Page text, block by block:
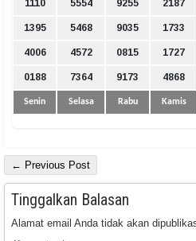
1110 5554 9255 2187
1395 5468 9035 1733
4006 4572 0815 1727
0188 7364 9173 4868
Senin Selasa Rabu Kamis
← Previous Post
Tinggalkan Balasan
Alamat email Anda tidak akan